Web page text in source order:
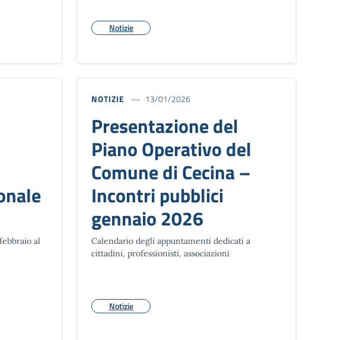
Notizie
al
NOTIZIE 13/01/2026
Presentazione del
Piano Operativo del
Comune di Cecina –
Incontri pubblici
gennaio 2026
Calendario degli appuntamenti dedicati a
cittadini, professionisti, associazioni
Notizie